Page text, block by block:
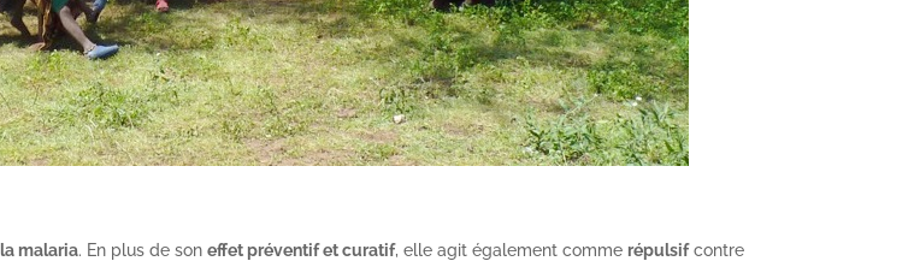
malaria. En plus de soneffet préventif et curatif, elle agit également comme répulsifcontre